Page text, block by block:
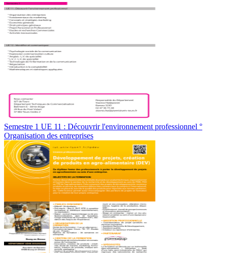
Semestre 1 UE 11 : Découvrir l'environnement professionnel °
Organisation des entreprises